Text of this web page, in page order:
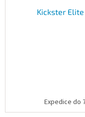
Kickster
Expedice do